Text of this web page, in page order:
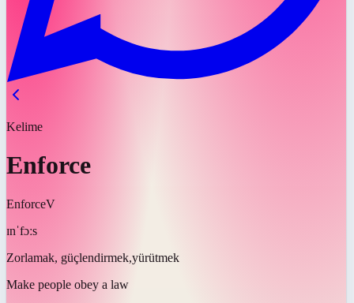
Kelime
Enforce
EnforceV
ɪnˈfɔːs
Zorlamak, güçlendirmek,yürütmek
Make people obey a law